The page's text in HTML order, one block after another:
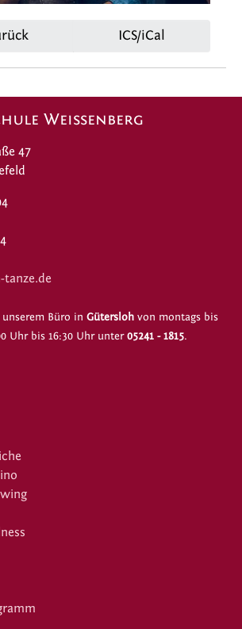
ICS/iCal
Weissenberg
47
Büro in Gütersloh von montags bis
Uhr bis 16:30 Uhr unter05241 - 1815.